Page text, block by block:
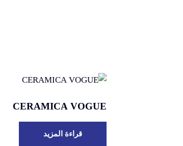
CERAMICA VOGUE
قراءة المزيد